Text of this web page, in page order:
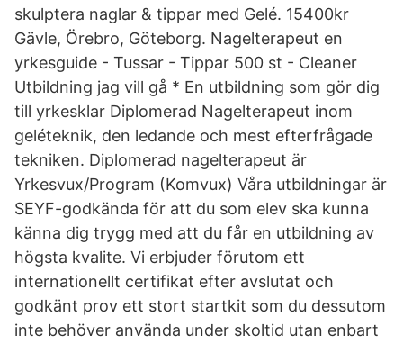
skulptera naglar & tippar med Gelé. 15400kr
Gävle, Örebro, Göteborg. Nagelterapeut en
yrkesguide - Tussar - Tippar 500 st - Cleaner
Utbildning jag vill gå * En utbildning som gör dig
till yrkesklar Diplomerad Nagelterapeut inom
geléteknik, den ledande och mest efterfrågade
tekniken. Diplomerad nagelterapeut är
Yrkesvux/Program (Komvux) Våra utbildningar är
SEYF-godkända för att du som elev ska kunna
känna dig trygg med att du får en utbildning av
högsta kvalite. Vi erbjuder förutom ett
internationellt certifikat efter avslutat och
godkänt prov ett stort startkit som du dessutom
inte behöver använda under skoltid utan enbart